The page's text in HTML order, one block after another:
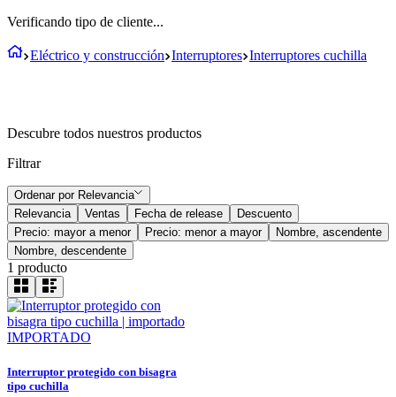
Verificando tipo de cliente...
Eléctrico y construcción Interruptores Interruptores cuchilla
Descubre todos nuestros productos
Filtrar
Ordenar por Relevancia
Relevancia
Ventas Fecha de release
Descuento
Precio: mayor a menor
Precio: menor a mayor
Nombre, ascendente
Nombre, descendente
1 producto
IMPORTADO
Interruptor protegido con bisagra
tipo cuchilla